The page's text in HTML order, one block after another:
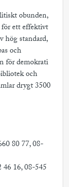
obunden,
ett effektivt
hög standard,
och
för demokrati
och
drygt 3500
80 77, 08-
16, 08-545